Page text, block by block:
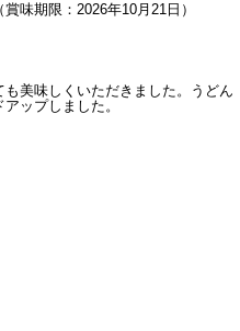
味期限：2026年10月21日）
美味しくいただきました。うどん
ップしました。